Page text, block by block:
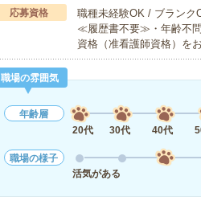
応募資格
職種未経験OK / ブランク
≪履歴書不要≫・年齢不問
資格（准看護師資格）
職場の雰囲気
年齢層
20代
30代 40代
職場の様子
活気がある